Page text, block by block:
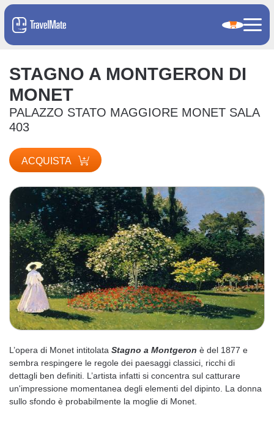
STAGNO A MONTGERON DI
MONET
PALAZZO STATO MAGGIORE MONET SALA
403
ACQUISTA
L’opera di Monet intitolata Stagno a Montgeron è del 1877 e
sembra respingere le regole dei paesaggi classici, ricchi di
dettagli ben definiti. L’artista infatti si concentra sul catturare
un'impressione momentanea degli elementi del dipinto. La donna
sullo sfondo è probabilmente la moglie di Monet.